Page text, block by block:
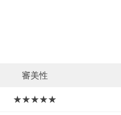
審美性
★★★★★